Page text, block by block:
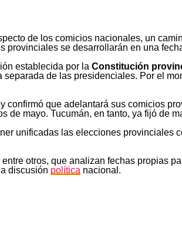
de los comicios nacionales, un
provinciales se desarrollarán en una
establecida por la Constitución
de las presidenciales. Por el
confirmó que adelantará sus comicios
mayo. Tucumán, en tanto, ya fijó de
unificadas las elecciones provinciales
otros, que analizan fechas propias
discusión política nacional.